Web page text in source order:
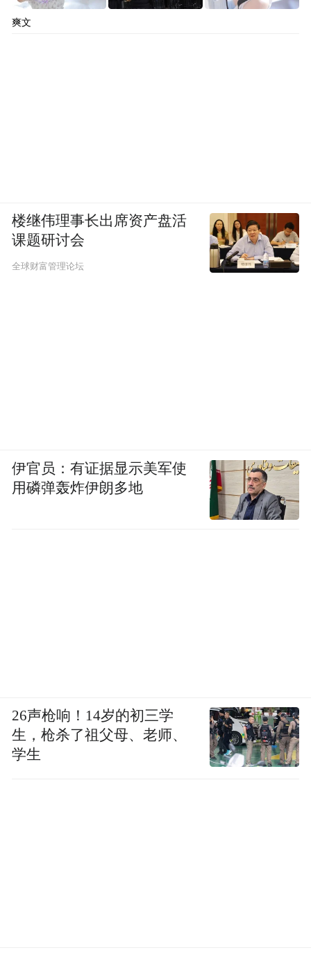
爽文
楼继伟理事长出席资产盘活
课题研讨会
全球财富管理论坛
伊官员：有证据显示美军使
用磷弹轰炸伊朗多地
26声枪响！14岁的初三学
生，枪杀了祖父母、老师、
学生